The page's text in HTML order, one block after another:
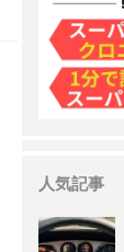
人気記事